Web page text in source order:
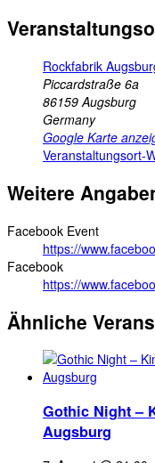
Rockfabrik
Piccardstraße 6a
86159 Augsburg
Germany
Google Karte
Veranstaltungsort-
Weitere
Facebook Event
https://
Facebook
https://
Ähnliche
Gothic Night –
Augsburg